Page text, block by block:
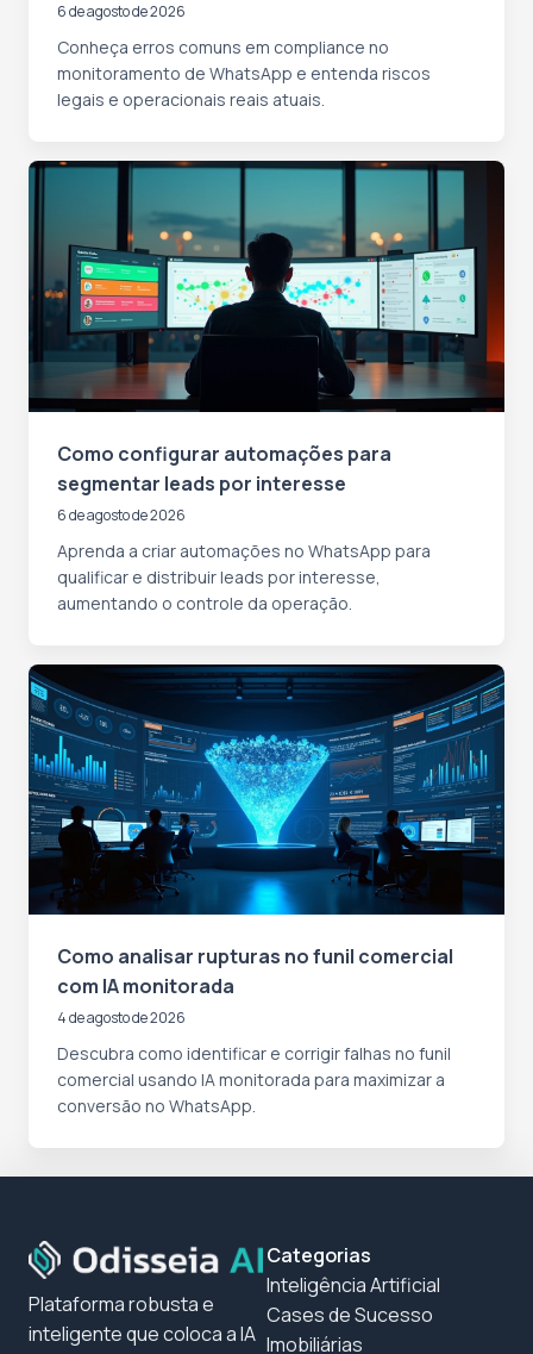
6 de agosto de 2026
Conheça erros comuns em compliance no
monitoramento de WhatsApp e entenda riscos
legais e operacionais reais atuais.
Como configurar automações para
segmentar leads por interesse
6 de agosto de 2026
Aprenda a criar automações no WhatsApp para
qualificar e distribuir leads por interesse,
aumentando o controle da operação.
Como analisar rupturas no funil comercial
com IA monitorada
4 de agosto de 2026
Descubra como identificar e corrigir falhas no funil
comercial usando IA monitorada para maximizar a
conversão no WhatsApp.
Plataforma robusta e
inteligente que coloca a IA
Categorias
Inteligência Artificial
Cases de Sucesso
Imobiliárias